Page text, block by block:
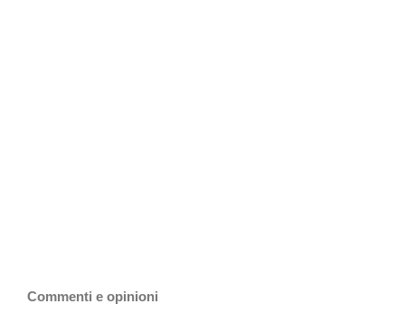
Commenti e opinioni